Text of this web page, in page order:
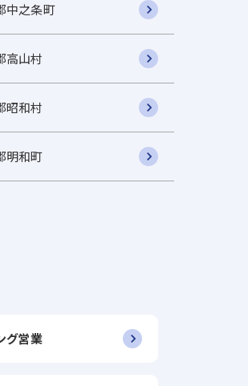
中之条町
高山村
昭和村
明和町
グ営業